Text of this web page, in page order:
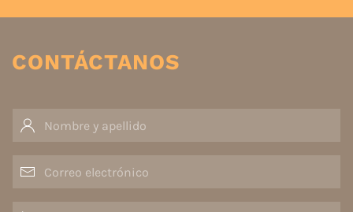
CONTÁCTANOS